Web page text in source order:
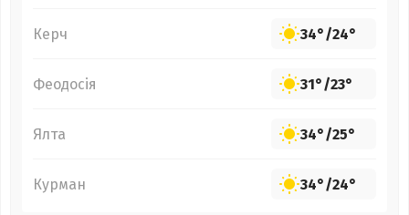
Керч 34°/24°
Феодосія 31°/23°
Ялта 34°/25°
Курман 34°/24°